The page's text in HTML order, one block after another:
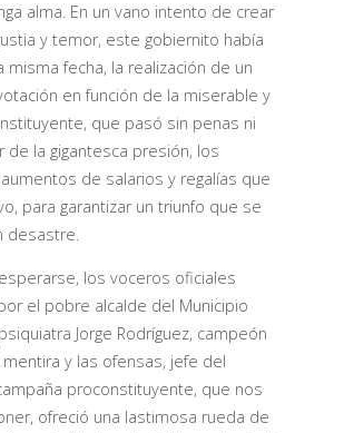
alma. En un vano intento de crear
y temor, este gobiernito había
misma fecha, la realización de un
en función de la miserable y
que pasó sin penas ni
de la gigantesca presión, los
de salarios y regalías que
para garantizar un triunfo que se
desastre.
los voceros oficiales
el pobre alcalde del Municipio
Jorge Rodríguez, campeón
y las ofensas, jefe del
proconstituyente, que nos
ofreció una lastimosa rueda de